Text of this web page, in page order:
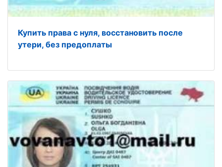
Купить права с нуля, восстановить после
утери, без предоплаты